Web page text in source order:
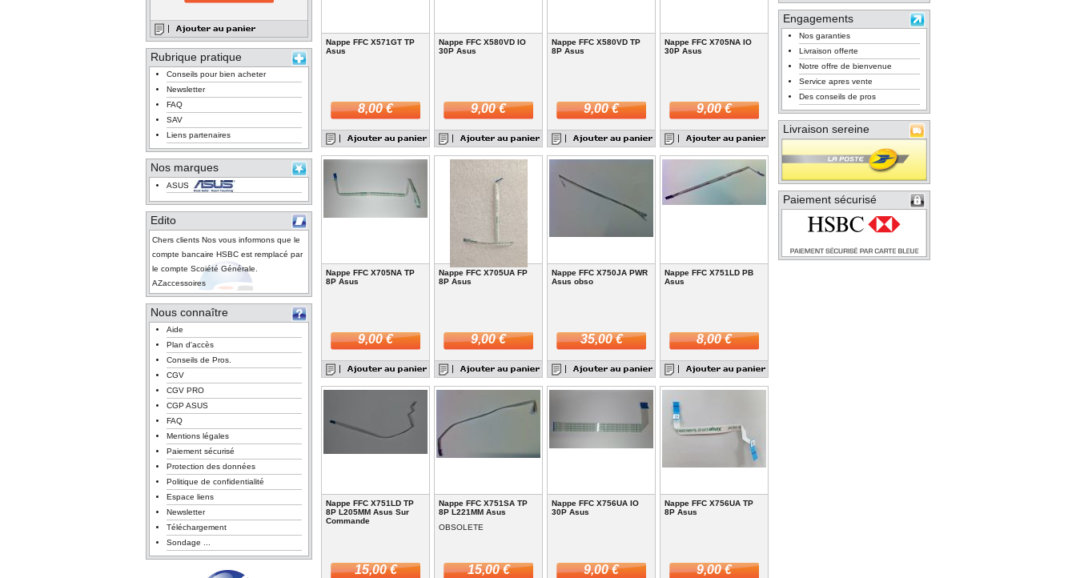
Rubrique pratique
Conseils pour bien acheter
Newsletter
FAQ
SAV
Liens partenaires
Nos marques
ASUS
Edito
Chers clients Nos vous informons que le
compte bancaire HSBC est remplacé par
le compte Scoiété Générale.
AZaccessoires
Nous connaître
Aide
Plan d'accès
Conseils de Pros.
CGV
CGV PRO
CGP ASUS
FAQ
Mentions légales
Paiement sécurisé
Protection des données
Politique de confidentialité
Espace liens
Newsletter
Téléchargement
Sondage ...
Nappe FFC X571GT TP
Asus
8,00 €
Nappe FFC X580VD IO
30P Asus
9,00 €
Nappe FFC X580VD TP
8P Asus
9,00 €
Nappe FFC X705NA IO
30P Asus
9,00 €
Nappe FFC X705NA TP
8P Asus
9,00 €
Nappe FFC X705UA FP
8P Asus
9,00 €
Nappe FFC X750JA PWR
Asus obso
35,00 €
Nappe FFC X751LD PB
Asus
8,00 €
Nappe FFC X751LD TP
8P L205MM Asus Sur
Commande
15,00 €
Nappe FFC X751SA TP
8P L221MM Asus
OBSOLETE
15,00 €
Nappe FFC X756UA IO
30P Asus
9,00 €
Nappe FFC X756UA TP
8P Asus
9,00 €
Engagements
Nos garanties
Livraison offerte
Notre offre de bienvenue
Service apres vente
Des conseils de pros
Livraison sereine
Paiement sécurisé